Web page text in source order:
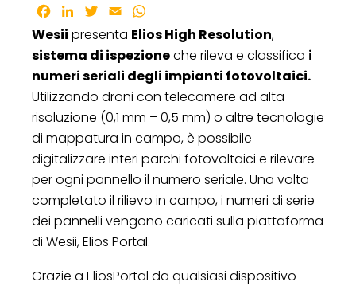
Facebook
LinkedInTwitter
Email
Wesii presenta Elios High Resolution,
sistema di ispezioneche rileva e classifica i
numeri seriali degli impianti fotovoltaici.
Utilizzando droni con telecamere ad alta
risoluzione (0,1 mm – 0,5 mm) o altre tecnologie
di mappatura in campo, è possibile
digitalizzare interi parchi fotovoltaici e rilevare
per ogni pannello il numero seriale. Una volta
completato il rilievo in campo, i numeri di serie
dei pannelli vengono caricati sulla piattaforma
di Wesii, Elios Portal.
Grazie a EliosPortal da qualsiasi dispositivo